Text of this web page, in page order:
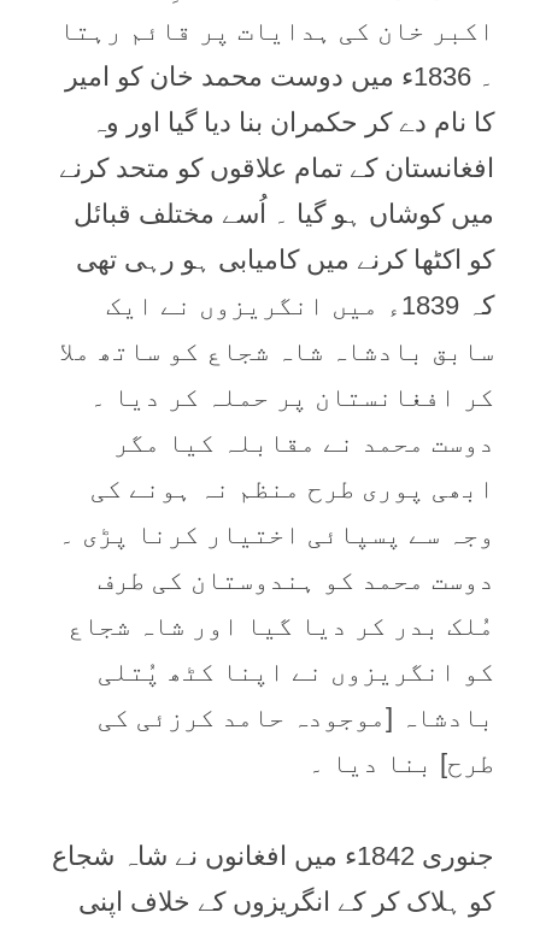
اکبر خان کی ہدایات پر قائم رہتا
۔ 1836ء میں دوست محمد خان کو امیر
کا نام دے کر حکمران بنا دیا گیا اور وہ
افغانستان کے تمام علاقوں کو متحد کرنے
میں کوشاں ہو گیا ۔ اُسے مختلف قبائل
کو اکٹھا کرنے میں کامیابی ہو رہی تھی
کہ 1839ء میں انگریزوں نے ایک
سابق بادشاہ شاہ شجاع کو ساتھ ملا
کر افغانستان پر حملہ کر دیا ۔
دوست محمد نے مقابلہ کیا مگر
ابھی پوری طرح منظم نہ ہونے کی
وجہ سے پسپائی اختیار کرنا پڑی ۔
دوست محمد کو ہندوستان کی طرف
مُلک بدر کر دیا گیا اور شاہ شجاع
کو انگریزوں نے اپنا کٹھ پُتلی
بادشاہ [موجودہ حامد کرزئی کی
طرح] بنا دیا ۔
جنوری 1842ء میں افغانوں نے شاہ شجاع
کو ہلاک کر کے انگریزوں کے خلاف اپنی